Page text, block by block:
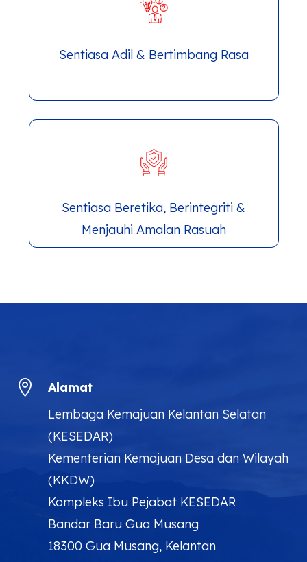
Sentiasa Adil & Bertimbang Rasa
Sentiasa Beretika, Berintegriti &
Menjauhi Amalan Rasuah

Alamat
Lembaga Kemajuan Kelantan Selatan
(KESEDAR)
Kementerian Kemajuan Desa dan Wilayah
(KKDW)
Kompleks Ibu Pejabat KESEDAR
Bandar Baru Gua Musang
18300 Gua Musang, Kelantan